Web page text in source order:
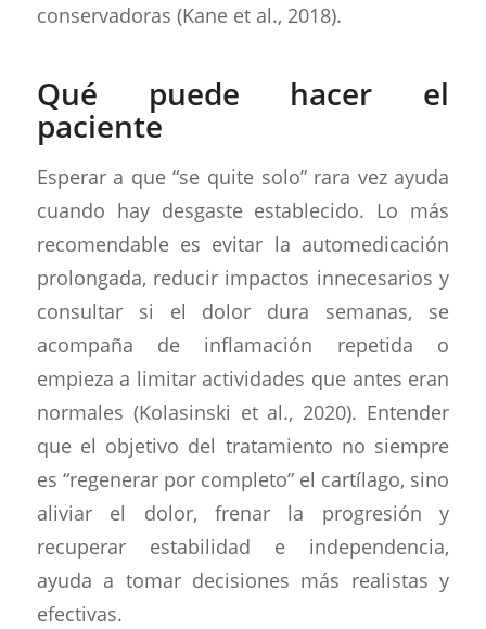
conservadoras (Kane et al., 2018).
Qué puede hacer el
paciente
Esperar a que “se quite solo” rara vez ayuda
cuando hay desgaste establecido. Lo más
recomendable es evitar la automedicación
prolongada, reducir impactos innecesarios y
consultar si el dolor dura semanas, se
acompaña de inflamación repetida o
empieza a limitar actividades que antes eran
normales (Kolasinski et al., 2020). Entender
que el objetivo del tratamiento no siempre
es “regenerar por completo” el cartílago, sino
aliviar el dolor, frenar la progresión y
recuperar estabilidad e independencia,
ayuda a tomar decisiones más realistas y
efectivas.